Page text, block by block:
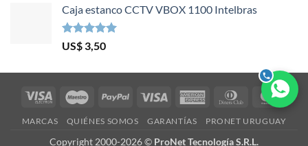
Caja estanco CCTV VBOX 1100 Intelbras
Valorado en
5.00 de 5
US$ 3,50
Visa
Maestro PayPal Visa
American
Dinners
MARCAS QUIÉNES SOMOS GARANTÍAS PRONET URUGUAY
Copyright 2000-2026 © ProNet Tecnología S.R.L.